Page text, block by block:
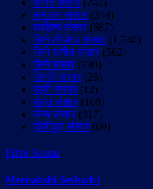
सनातन संसार (244)
साहित्य संसार (687)
सिने लीजेन्ड संसार (1,740)
सिने संगीत संसार (562)
सिने संसार (790)
सिन्धी संसार (26)
सूफी संसार (12)
सेहत संसार (168)
सैन्य संसार (317)
हॉलीवुड़ संसार (69)
Filmi Sansar
Meenakshi Seshadri